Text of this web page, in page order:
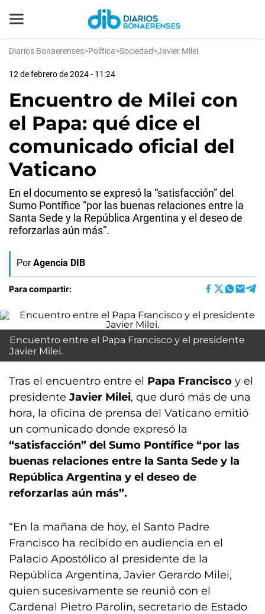
Diarios Bonaerenses>Política>Sociedad>Javier Milei
12 de febrero de 2024 - 11:24
Encuentro de Milei con
el Papa: qué dice el
comunicado oficial del
Vaticano
En el documento se expresó la “satisfacción” del
Sumo Pontífice “por las buenas relaciones entre la
Santa Sede y la República Argentina y el deseo de
reforzarlas aún más”.
Por Agencia DIB
Para compartir:
Encuentro entre el Papa Francisco y el presidente
Javier Milei.
Tras el encuentro entre el Papa Francisco y el
presidente Javier Milei, que duró más de una
hora, la oficina de prensa del Vaticano emitió
un comunicado donde expresó la
“satisfacción” del Sumo Pontífice “por las
buenas relaciones entre la Santa Sede y la
República Argentina y el deseo de
reforzarlas aún más”.
“En la mañana de hoy, el Santo Padre
Francisco ha recibido en audiencia en el
Palacio Apostólico al presidente de la
República Argentina, Javier Gerardo Milei,
quien sucesivamente se reunió con el
Cardenal Pietro Parolin, secretario de Estado